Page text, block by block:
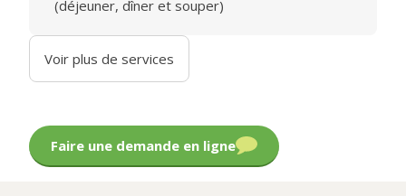
(déjeuner, dîner et souper)
Voir plus de services
Faire une demande en ligne